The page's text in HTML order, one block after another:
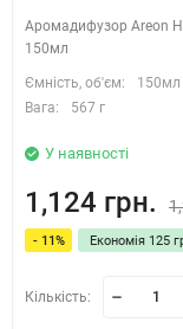
Аромадифузор Areon
150мл
Ємність, об'єм:
150мл
Вага:
567 г
У наявності
1,124 грн.
- 11% Економія 125
Кількість: